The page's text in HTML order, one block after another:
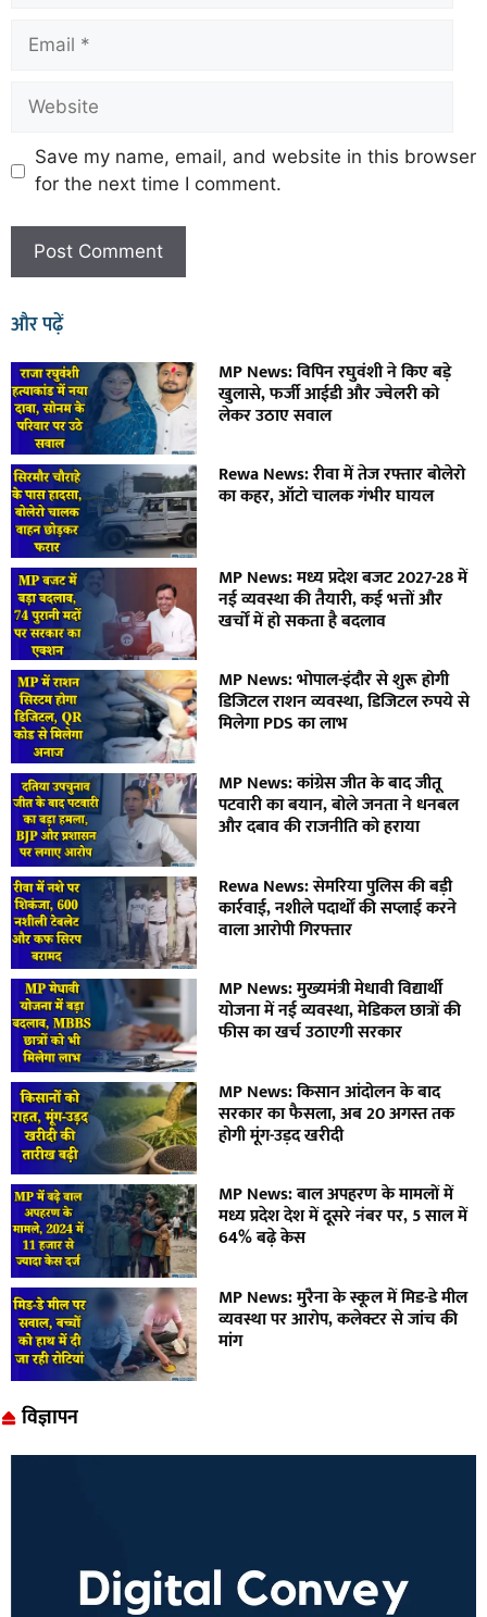
Save my name, email, and website in this browser
for the next time I comment.
और पढ़ें
MP News: विपिन रघुवंशी ने किए बड़े
खुलासे, फर्जी आईडी और ज्वेलरी को
लेकर उठाए सवाल
Rewa News: रीवा में तेज रफ्तार बोलेरो
का कहर, ऑटो चालक गंभीर घायल
MP News: मध्य प्रदेश बजट 2027-28 में
नई व्यवस्था की तैयारी, कई भत्तों और
खर्चों में हो सकता है बदलाव
MP News: भोपाल-इंदौर से शुरू होगी
डिजिटल राशन व्यवस्था, डिजिटल रुपये से
मिलेगा PDS का लाभ
MP News: कांग्रेस जीत के बाद जीतू
पटवारी का बयान, बोले जनता ने धनबल
और दबाव की राजनीति को हराया
Rewa News: सेमरिया पुलिस की बड़ी
कार्रवाई, नशीले पदार्थों की सप्लाई करने
वाला आरोपी गिरफ्तार
MP News: मुख्यमंत्री मेधावी विद्यार्थी
योजना में नई व्यवस्था, मेडिकल छात्रों की
फीस का खर्च उठाएगी सरकार
MP News: किसान आंदोलन के बाद
सरकार का फैसला, अब 20 अगस्त तक
होगी मूंग-उड़द खरीदी
MP News: बाल अपहरण के मामलों में
मध्य प्रदेश देश में दूसरे नंबर पर, 5 साल में
64% बढ़े केस
MP News: मुरैना के स्कूल में मिड-डे मील
व्यवस्था पर आरोप, कलेक्टर से जांच की
मांग
विज्ञापन